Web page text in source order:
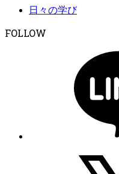
日々の学び
FOLLOW